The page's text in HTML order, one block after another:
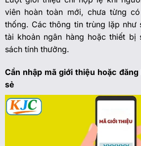
viên hoàn toàn mới, chưa từng
thống. Các thông tin trùng lặp như
tài khoản ngân hàng hoặc thiết bị
sách tính thưởng.
Cần nhập mã giới thiệu hoặc
sẻ